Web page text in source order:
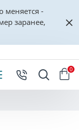
меняется -
заранее,
0